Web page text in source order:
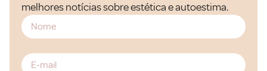
melhores notícias sobre estética e autoestima.